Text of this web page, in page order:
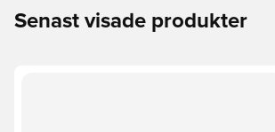
Senast visade produkter